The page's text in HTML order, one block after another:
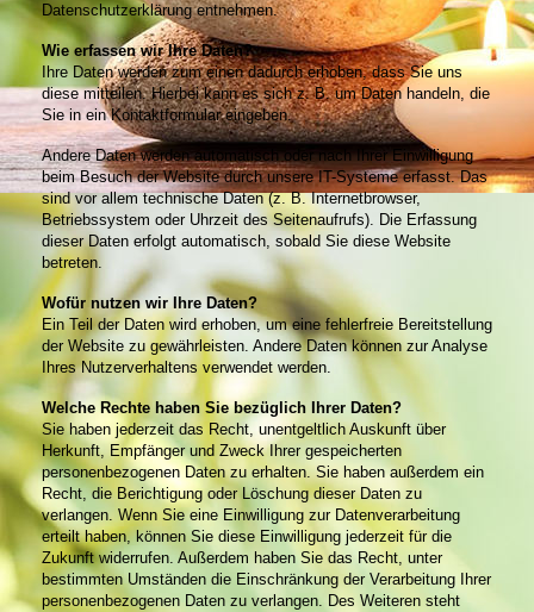
Datenschutzerklärung entnehmen.
Wie erfassen wir Ihre Daten?
Ihre Daten werden zum einen dadurch erhoben, dass Sie uns
diese mitteilen. Hierbei kann es sich z. B. um Daten handeln, die
Sie in ein Kontaktformular eingeben.
Andere Daten werden automatisch oder nach Ihrer Einwilligung
beim Besuch der Website durch unsere IT-Systeme erfasst. Das
sind vor allem technische Daten (z. B. Internetbrowser,
Betriebssystem oder Uhrzeit des Seitenaufrufs). Die Erfassung
dieser Daten erfolgt automatisch, sobald Sie diese Website
betreten.
Wofür nutzen wir Ihre Daten?
Ein Teil der Daten wird erhoben, um eine fehlerfreie Bereitstellung
der Website zu gewährleisten. Andere Daten können zur Analyse
Ihres Nutzerverhaltens verwendet werden.
Welche Rechte haben Sie bezüglich Ihrer Daten?
Sie haben jederzeit das Recht, unentgeltlich Auskunft über
Herkunft, Empfänger und Zweck Ihrer gespeicherten
personenbezogenen Daten zu erhalten. Sie haben außerdem ein
Recht, die Berichtigung oder Löschung dieser Daten zu
verlangen. Wenn Sie eine Einwilligung zur Datenverarbeitung
erteilt haben, können Sie diese Einwilligung jederzeit für die
Zukunft widerrufen. Außerdem haben Sie das Recht, unter
bestimmten Umständen die Einschränkung der Verarbeitung Ihrer
personenbezogenen Daten zu verlangen. Des Weiteren steht